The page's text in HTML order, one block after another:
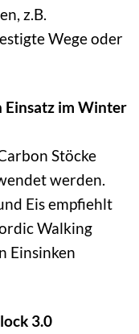
z.B.
Wege oder
Einsatz im Winter
Stöcke
werden.
Eis empfiehlt
Walking
Einsinken
3.0